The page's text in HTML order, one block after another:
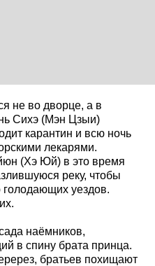
не во дворце, а в
Сихэ (Мэн Цзыи)
карантин и всю ночь
лекарями.
(Хэ Юй) в это время
реку, чтобы
уездов.
наёмников,
в спину брата принца.
братьев похищают